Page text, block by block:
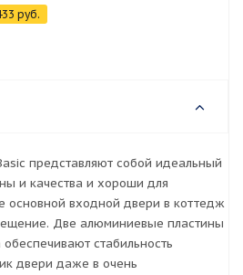
руб.
представляют собой идеальный
и качества и хороши для
основной входной двери в коттедж
Две алюминиевые пластины
стабильность
двери даже в очень